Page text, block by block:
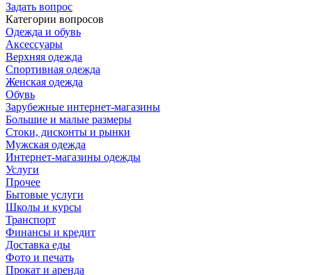
Задать вопрос
Категории вопросов
Одежда и обувь
Аксессуары
Верхняя одежда
Спортивная одежда
Женская одежда
Обувь
Зарубежные интернет-магазины
Большие и малые размеры
Стоки, дисконты и рынки
Мужская одежда
Интернет-магазины одежды
Услуги
Прочее
Бытовые услуги
Школы и курсы
Транспорт
Финансы и кредит
Доставка еды
Фото и печать
Прокат и аренда